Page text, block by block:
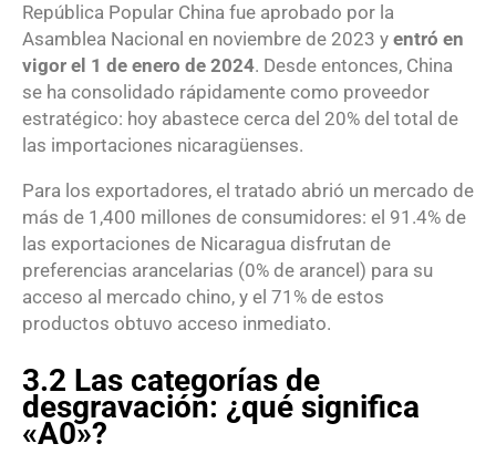
República Popular China fue aprobado por la
Asamblea Nacional en noviembre de 2023 y entró en
vigor el 1 de enero de 2024. Desde entonces, China
se ha consolidado rápidamente como proveedor
estratégico: hoy abastece cerca del 20% del total de
las importaciones nicaragüenses.
Para los exportadores, el tratado abrió un mercado de
más de 1,400 millones de consumidores: el 91.4% de
las exportaciones de Nicaragua disfrutan de
preferencias arancelarias (0% de arancel) para su
acceso al mercado chino, y el 71% de estos
productos obtuvo acceso inmediato.
3.2 Las categorías de
desgravación: ¿qué significa
«A0»?